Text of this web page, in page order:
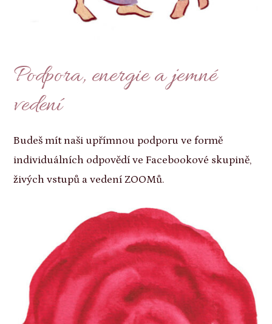
Podpora, energie a jemné
vedení
Budeš mít naši upřímnou podporu ve formě
individuálních odpovědí ve Facebookové skupině,
živých vstupů a vedení ZOOMů.